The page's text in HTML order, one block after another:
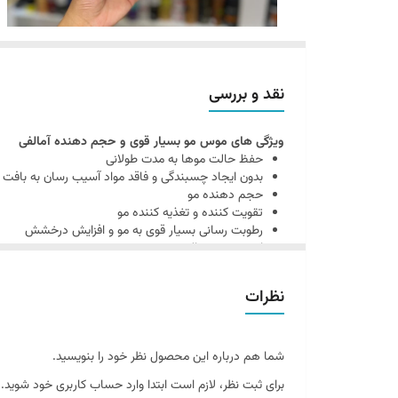
نقد و بررسی
ویژگی های موس مو بسیار قوی و حجم دهنده آمالفی
حفظ حالت موها به مدت طولانی
بدون ایجاد چسبندگی و فاقد مواد آسیب رسان به
حجم دهنده مو
تقویت کننده و تغذیه کننده مو
رطوبت رسانی بسیار قوی به مو و افزایش درخشش
از بین بردن حالت وز مو
ابتدا قوطی محصول را به خوبی تکان داده و سپس مقدار
بدهید.
لطفا توجه داشته باشید
نظرات
شما هم درباره این محصول نظر خود را بنویسید.
برای ثبت نظر، لازم است ابتدا وارد حساب کاربری خود شوید.